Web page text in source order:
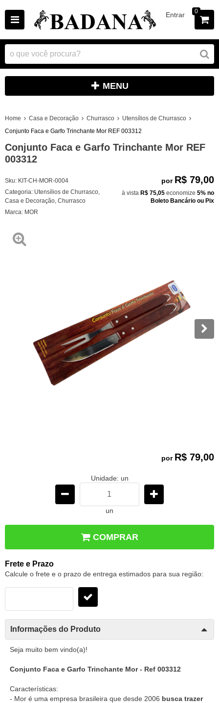
Entrar 0
MENU
Home Casa e Decoração Churrasco
Utensílios de Churrasco
Conjunto Faca e Garfo Trinchante Mor REF 003312
Conjunto Faca e Garfo Trinchante Mor REF
003312
Sku: KIT-CH-MOR-0004
Categoria: Utensílios de Churrasco
Casa e Decoração Churrasco
Marca: MOR
por R$ 79,00
à vista R$ 75,05 economize 5% no
Boleto Bancário ou Pix
por R$ 79,00
Unidade: un
un
COMPRAR
Frete e Prazo
Calcule o frete e o prazo de entrega estimados para sua região:
Informações do Produto
Seja muito bem vindo(a)!
Conjunto Faca e Garfo Trinchante Mor - Ref 003312
Características:
- Mor é uma empresa brasileira que desde 2006 busca trazer